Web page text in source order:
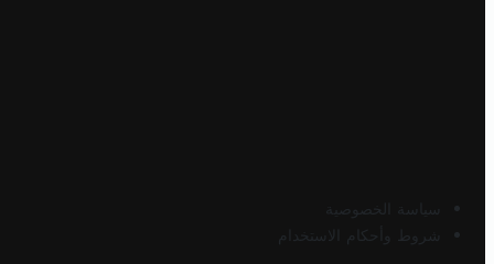
سياسة الخصوصية
شروط وأحكام الاستخدام